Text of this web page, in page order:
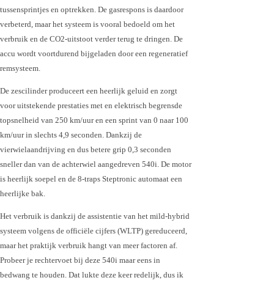
tussensprintjes en optrekken. De gasrespons is daardoor
verbeterd, maar het systeem is vooral bedoeld om het
verbruik en de CO2-uitstoot verder terug te dringen. De
accu wordt voortdurend bijgeladen door een regeneratief
remsysteem.
De zescilinder produceert een heerlijk geluid en zorgt
voor uitstekende prestaties met en elektrisch begrensde
topsnelheid van 250 km/uur en een sprint van 0 naar 100
km/uur in slechts 4,9 seconden. Dankzij de
vierwielaandrijving en dus betere grip 0,3 seconden
sneller dan van de achterwiel aangedreven 540i. De motor
is heerlijk soepel en de 8-traps Steptronic automaat een
heerlijke bak.
Het verbruik is dankzij de assistentie van het mild-hybrid
systeem volgens de officiële cijfers (WLTP) gereduceerd,
maar het praktijk verbruik hangt van meer factoren af.
Probeer je rechtervoet bij deze 540i maar eens in
bedwang te houden. Dat lukte deze keer redelijk, dus ik